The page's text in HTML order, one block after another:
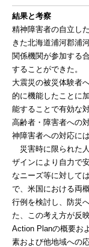
結果と考察
精神障害者の自立し
きた北海道浦河郡浦
関係機関が参加する
することができた。
大震災の被災体験者
的に機能したことに
能することで有効な
高齢者・障害者への
神障害者への対応に
災害時に限られた
ザインにより自力で
なニーズ等に対して
で、米国における両
行例を検討し、防災
た、この考え方が反
Action Planの概要お
素および他地域への